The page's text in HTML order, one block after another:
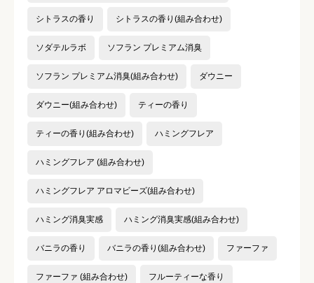
シトラスの香り シトラスの香り(組み合わせ)
ソダテルラボ ソフラン プレミアム消臭
ソフラン プレミアム消臭(組み合わせ) ダウニー
ダウニー(組み合わせ) ティーの香り
ティーの香り(組み合わせ) ハミングフレア
ハミングフレア (組み合わせ)
ハミングフレア アロマビーズ(組み合わせ)
ハミング消臭実感 ハミング消臭実感(組み合わせ)
バニラの香り バニラの香り(組み合わせ) ファーファ
ファーファ (組み合わせ) フルーティーな香り